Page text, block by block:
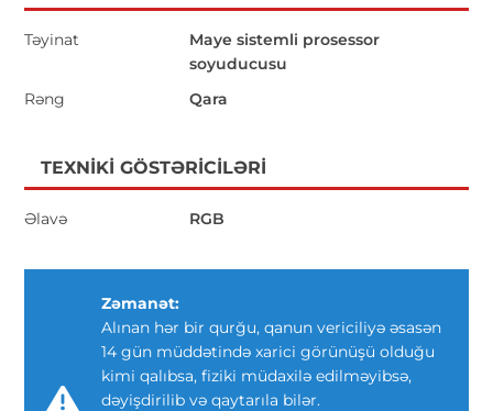
Təyinat
Maye sistemli prosessor
soyuducusu
Rəng
Qara
TEXNIKI GÖSTƏRICILƏRI
Əlavə RGB
Zəmanət:
Alınan hər bir qurğu, qanun vericiliyə əsasən
14 gün müddətində xarici görünüşü olduğu
kimi qalıbsa, fiziki müdaxilə edilməyibsə,
dəyişdirilib və qaytarıla bilər.